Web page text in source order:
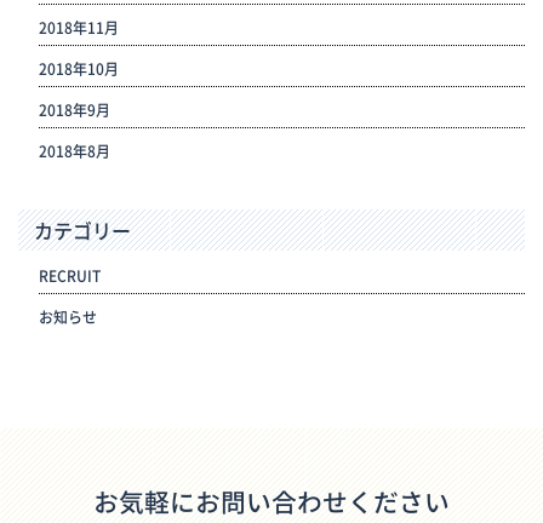
2018年11月
2018年10月
2018年9月
2018年8月
カテゴリー
RECRUIT
お知らせ
お気軽にお問い合わせください